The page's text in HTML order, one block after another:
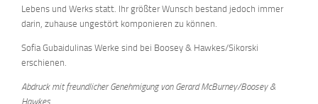
Lebens und Werks statt. Ihr größter Wunsch bestand jedoch immer
darin, zuhause ungestört komponieren zu können.
Sofia Gubaidulinas Werke sind bei Boosey & Hawkes/Sikorski
erschienen.
Abdruck mit freundlicher Genehmigung von Gerard McBurney/Boosey &
Hawkes